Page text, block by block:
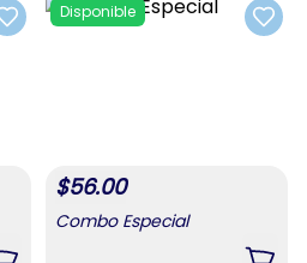
Add to favorites Add
Disponible
$56.00
Combo Especial